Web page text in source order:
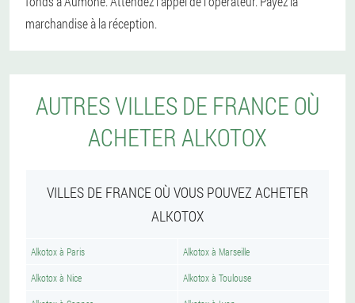
marchandise à la réception.
AUTRES VILLES DE FRANCE OÙ
ACHETER ALKOTOX
VILLES DE FRANCE OÙ VOUS POUVEZ ACHETER
ALKOTOX
Alkotox à Paris Alkotox à Marseille
Alkotox à Nice Alkotox à Toulouse